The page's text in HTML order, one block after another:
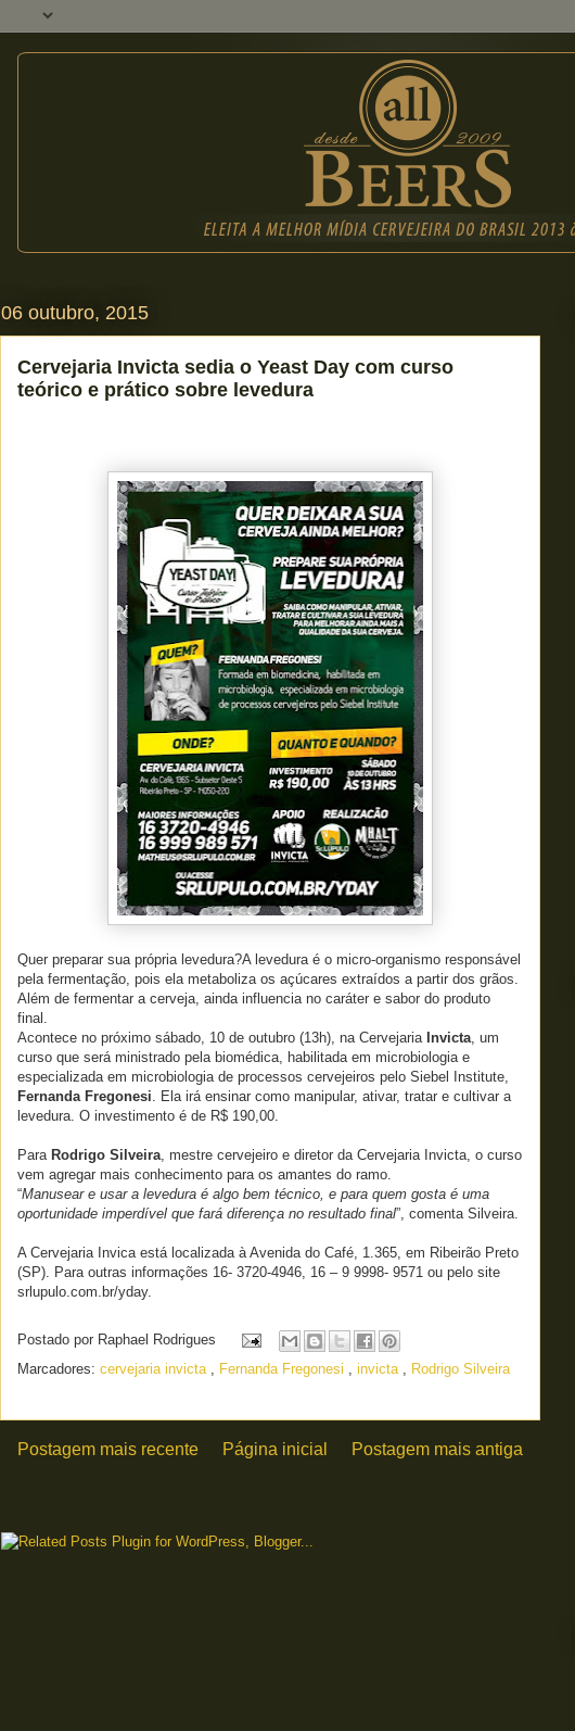
06 outubro, 2015
Cervejaria Invicta sedia o Yeast Day com curso
teórico e prático sobre levedura
Quer preparar sua própria levedura?A levedura é o micro-organismo responsável
pela fermentação, pois ela metaboliza os açúcares extraídos a partir dos grãos.
Além de fermentar a cerveja, ainda influencia no caráter e sabor do produto
final.
Acontece no próximo sábado, 10 de outubro (13h), na Cervejaria Invicta, um
curso que será ministrado pela biomédica, habilitada em microbiologia e
especializada em microbiologia de processos cervejeiros pelo Siebel Institute,
Fernanda Fregonesi. Ela irá ensinar como manipular, ativar, tratar e cultivar a
levedura. O investimento é de R$ 190,00.
Para Rodrigo Silveira, mestre cervejeiro e diretor da Cervejaria Invicta, o curso
vem agregar mais conhecimento para os amantes do ramo.
“Manusear e usar a levedura é algo bem técnico, e para quem gosta é uma
oportunidade imperdível que fará diferença no resultado final”, comenta Silveira.
A Cervejaria Invica está localizada à Avenida do Café, 1.365, em Ribeirão Preto
(SP). Para outras informações 16- 3720-4946, 16 – 9 9998- 9571 ou pelo site
srlupulo.com.br/yday.
Postado por Raphael Rodrigues
Marcadores: cervejaria invicta , Fernanda Fregonesi , invicta , Rodrigo Silveira
Postagem mais recente Postagem mais antiga
Página inicial